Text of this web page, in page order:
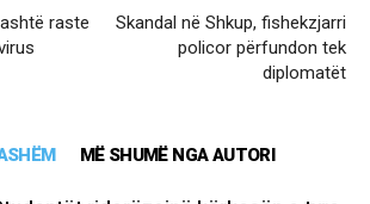
raste
Skandal në Shkup, fishekzjarri
policor përfundon tek
diplomatët
MË SHUMË NGA AUTORI